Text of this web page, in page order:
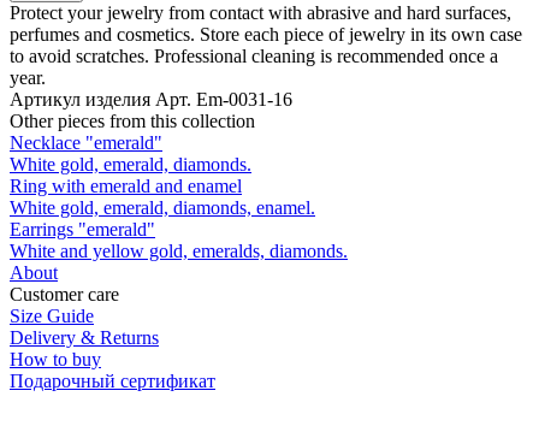
Protect your jewelry from contact with abrasive and hard surfaces,
perfumes and cosmetics. Store each piece of jewelry in its own case
to avoid scratches. Professional cleaning is recommended once a
year.
Артикул изделия Арт. Em-0031-16
Other pieces from this collection
Necklace "emerald"
White gold, emerald, diamonds.
Ring with emerald and enamel
White gold, emerald, diamonds, enamel.
Earrings "emerald"
White and yellow gold, emeralds, diamonds.
About
Customer care
Size Guide
Delivery & Returns
How to buy
Подарочный сертификат